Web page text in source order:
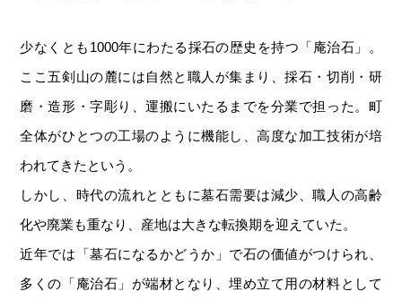
少なくとも1000年にわたる採石の歴史を持つ「庵治石」。
ここ五剣山の麓には自然と職人が集まり、採石・切削・研
磨・造形・字彫り、運搬にいたるまでを分業で担った。町
全体がひとつの工場のように機能し、高度な加工技術が培
われてきたという。
しかし、時代の流れとともに墓石需要は減少、職人の高齢
化や廃業も重なり、産地は大きな転換期を迎えていた。
近年では「墓石になるかどうか」で石の価値がつけられ、
多くの「庵治石」が端材となり、埋め立て用の材料として